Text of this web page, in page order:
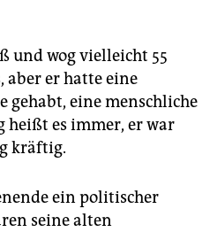
und wog vielleicht 55
aber er hatte eine
gehabt, eine menschliche
heißt es immer, er war
kräftig.
ein politischer
seine alten